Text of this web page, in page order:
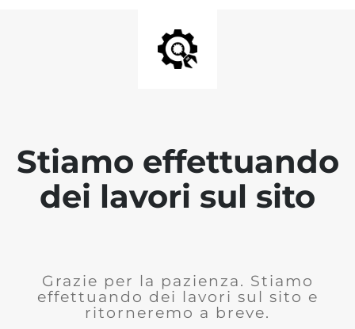
Stiamo effettuando
dei lavori sul sito
Grazie per la pazienza. Stiamo
effettuando dei lavori sul sito e
ritorneremo a breve.